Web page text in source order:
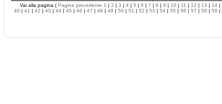
Vai alla pagina ( Pagina precedente 1 | 2 | 3 | 4 | 5 | 6 | 7 | 8 | 9 | 10 | 11 | 12 | 13 | 14 |
40 | 41 | 42 | 43 | 44 | 45 | 46 | 47 | 48 | 49 | 50 | 51 | 52 | 53 | 54 | 55 | 56 | 57 | 58 | 59 |